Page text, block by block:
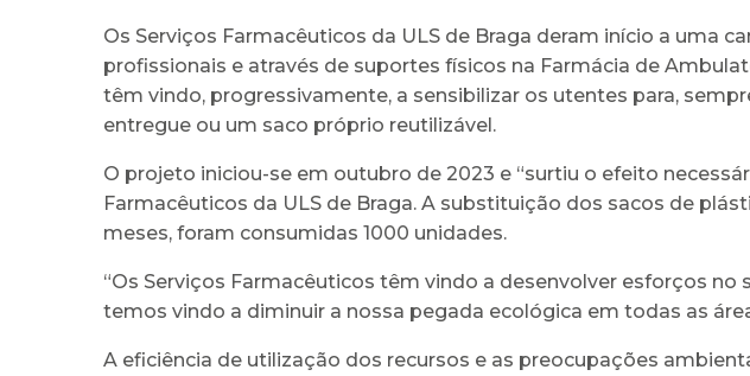
Os Serviços Farmacêuticos da ULS de Braga deram início a uma
profissionais e através de suportes físicos na Farmácia de
têm vindo, progressivamente, a sensibilizar os utentes para,
entregue ou um saco próprio reutilizável.
O projeto iniciou-se em outubro de 2023 e “surtiu o efeito
Farmacêuticos da ULS de Braga. A substituição dos sacos de
meses, foram consumidas 1000 unidades.
“Os Serviços Farmacêuticos têm vindo a desenvolver esforços
temos vindo a diminuir a nossa pegada ecológica em todas as
A eficiência de utilização dos recursos e as preocupações